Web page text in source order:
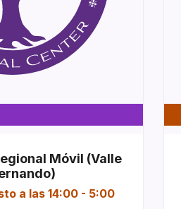
Móvil (Valle
a las 14:00 - 5:00